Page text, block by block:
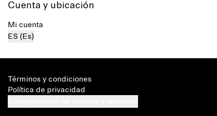
Cuenta y ubicación
Mi cuenta
ES (Es)
Términos y condiciones
Política de privacidad